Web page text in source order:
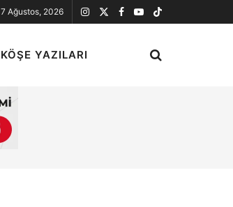
7 Ağustos, 2026
KÖŞE YAZILARI